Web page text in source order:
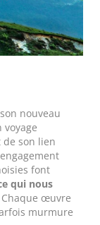
nouveau
voyage
son lien
font
qui nous
Chaque œuvre
murmure